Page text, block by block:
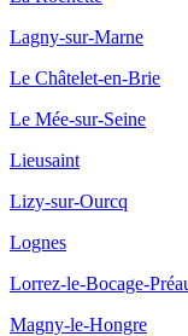
Lagny-sur-Marne
Le Châtelet-en-Brie
Le Mée-sur-Seine
Lieusaint
Lizy-sur-Ourcq
Lognes
Lorrez-le-Bocage-
Magny-le-Hongre